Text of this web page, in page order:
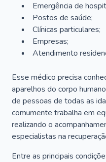
Emergência de
Postos de saúde;
Clínicas particulares;
Empresas;
Atendimento
Esse médico precisa
aparelhos do corpo
de pessoas de todas as
comumente trabalha em
realizando o
especialistas na
Entre as principais